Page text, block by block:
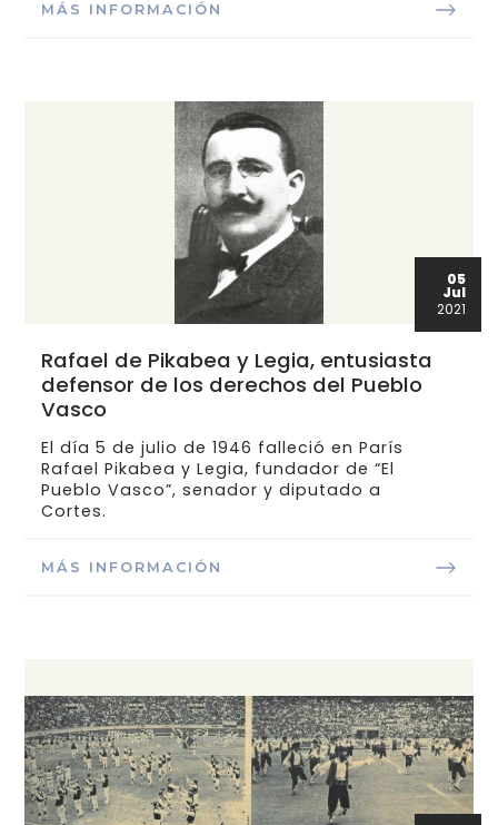
MÁS INFORMACIÓN
05
Jul
2021
Rafael de Pikabea y Legia, entusiasta
defensor de los derechos del Pueblo
Vasco
El día 5 de julio de 1946 falleció en París
Rafael Pikabea y Legia, fundador de “El
Pueblo Vasco”, senador y diputado a
Cortes.
MÁS INFORMACIÓN